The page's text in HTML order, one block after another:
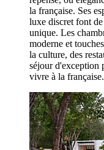
la française. Ses
luxe discret font
unique. Les
moderne et
la culture, des
séjour d'exception
vivre à la française.